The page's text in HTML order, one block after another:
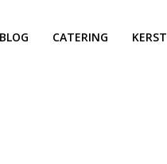
BLOG CATERING KERST